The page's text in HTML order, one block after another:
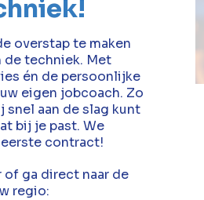
voor jou
overstap te maken
de techniek. Met
én de persoonlijke
eigen jobcoach. Zo
snel aan de slag kunt
bij je past. We
contract!
of ga direct naar de
regio: